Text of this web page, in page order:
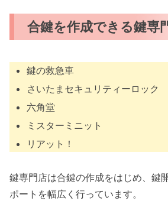
合鍵を作成できる鍵専
鍵の救急車
さいたまセキュリティーロック
六角堂
ミスターミニット
リアット！
鍵専門店は合鍵の作成をはじめ、鍵
ポートを幅広く行っています。